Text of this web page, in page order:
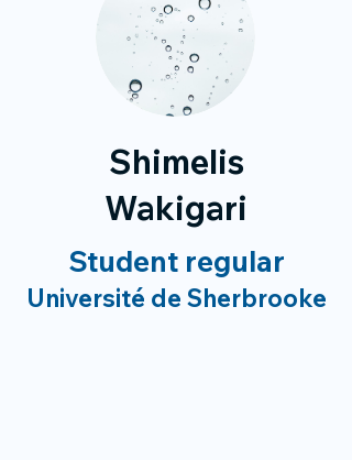
Shimelis
Wakigari
Student regular
Université de Sherbrooke